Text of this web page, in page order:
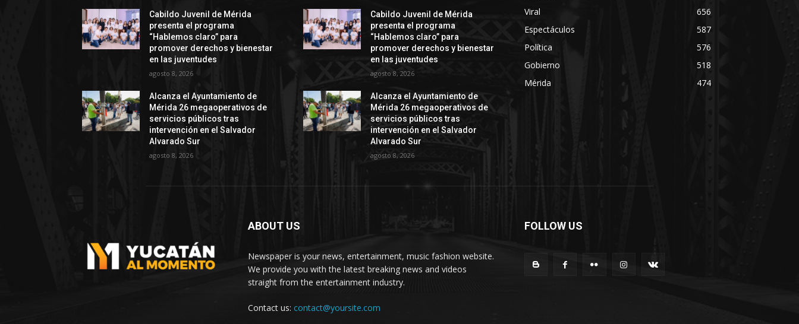
Cabildo Juvenil de Mérida
presenta el programa
“Hablemos claro” para
promover derechos y bienestar
en las juventudes
agosto 8, 2026
Alcanza el Ayuntamiento de
Mérida 26 megaoperativos de
servicios públicos tras
intervención en el Salvador
Alvarado Sur
agosto 8, 2026
Cabildo Juvenil de Mérida
presenta el programa
“Hablemos claro” para
promover derechos y bienestar
en las juventudes
agosto 8, 2026
Alcanza el Ayuntamiento de
Mérida 26 megaoperativos de
servicios públicos tras
intervención en el Salvador
Alvarado Sur
agosto 8, 2026
Viral
656
Espectáculos
587
Política
576
Gobierno
518
Mérida
474
ABOUT US
Newspaper is your news, entertainment, music fashion website.
We provide you with the latest breaking news and videos
straight from the entertainment industry.
Contact us: contact@yoursite.com
FOLLOW US